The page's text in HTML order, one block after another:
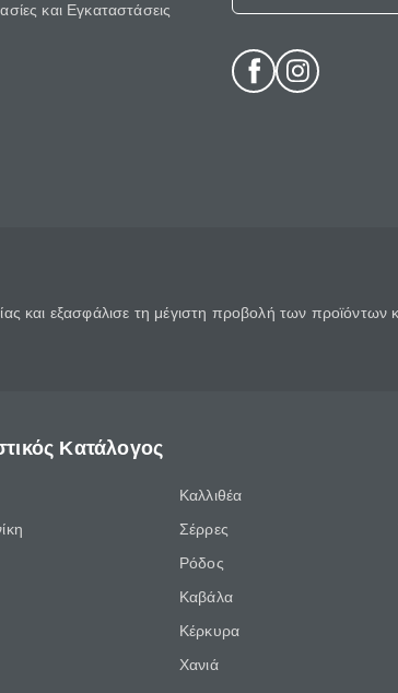
και Εγκαταστάσεις
και εξασφάλισε τη μέγιστη προβολή των προϊόντων
Κατάλογος
Καλλιθέα
Σέρρες
Ρόδος
Καβάλα
Κέρκυρα
Χανιά